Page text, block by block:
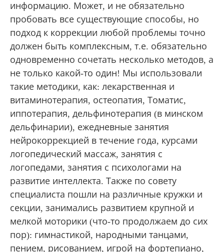
информацию. Может, и не обязательно
пробовать все существующие способы, но
подход к коррекции любой проблемы точно
должен быть комплексным, т.е. обязательно
одновременно сочетать несколько методов, а
не только какой-то один! Мы использовали
такие методики, как: лекарственная и
витаминотерапия, остеопатия, Томатис,
иппотерапия, дельфинотерапия (в минском
дельфинарии), ежедневные занятия
нейрокоррекцией в течение года, курсами
логопедический массаж, занятия с
логопедами, занятия с психологами на
развитие интеллекта. Также по совету
специалиста пошли на различные кружки и
секции, занимались развитием крупной и
мелкой моторики (что-то продолжаем до сих
пор): гимнастикой, народными танцами,
пением, рисованием, игрой на фортепиано,